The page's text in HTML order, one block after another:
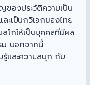
ของประวัติความเป็น
ะเป็นกวีเอกของไทย
โกให้เป็นบุคคลที่มีผล
นอกจากนี้
รู้และความสนุก กับ